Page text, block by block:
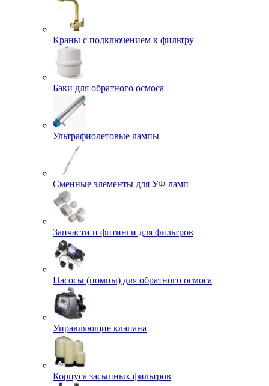
Краны с подключением к фильтру
Баки для обратного осмоса
Ультрафиолетовые лампы
Сменные элементы для УФ ламп
Запчасти и фитинги для фильтров
Насосы (помпы) для обратного осмоса
Управляющие клапана
Корпуса засыпных фильтров